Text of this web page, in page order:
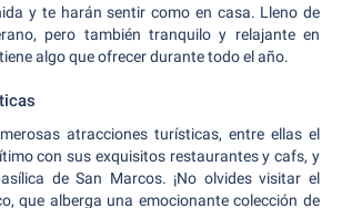
y te harán sentir como en casa. Lleno de
pero también tranquilo y relajante en
algo que ofrecer durante todo el año.
atracciones turísticas, entre ellas el
con sus exquisitos restaurantes y cafs, y
de San Marcos. ¡No olvides visitar el
que alberga una emocionante colección de